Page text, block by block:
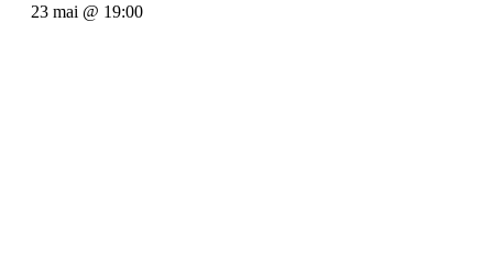
23 mai @ 19:00